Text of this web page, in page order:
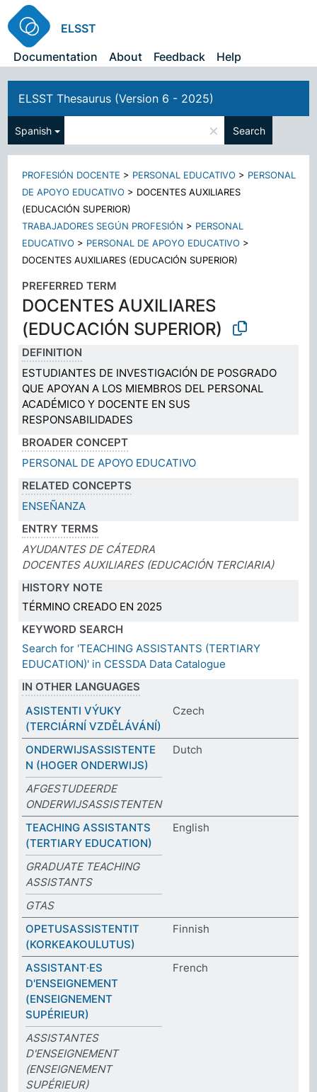
ELSST
Documentation
About Feedback Help
ELSST Thesaurus (Version 6 - 2025)
Spanish × Search
PROFESIÓN DOCENTE > PERSONAL EDUCATIVO > PERSONAL
DE APOYO EDUCATIVO > DOCENTES AUXILIARES
(EDUCACIÓN SUPERIOR)
TRABAJADORES SEGÚN PROFESIÓN > PERSONAL
EDUCATIVO > PERSONAL DE APOYO EDUCATIVO >
DOCENTES AUXILIARES (EDUCACIÓN SUPERIOR)
PREFERRED TERM
DOCENTES AUXILIARES
(EDUCACIÓN SUPERIOR)
DEFINITION
ESTUDIANTES DE INVESTIGACIÓN DE POSGRADO
QUE APOYAN A LOS MIEMBROS DEL PERSONAL
ACADÉMICO Y DOCENTE EN SUS
RESPONSABILIDADES
BROADER CONCEPT
PERSONAL DE APOYO EDUCATIVO
RELATED CONCEPTS
ENSEÑANZA
ENTRY TERMS
AYUDANTES DE CÁTEDRA
DOCENTES AUXILIARES (EDUCACIÓN TERCIARIA)
HISTORY NOTE
TÉRMINO CREADO EN 2025
KEYWORD SEARCH
Search for 'TEACHING ASSISTANTS (TERTIARY
EDUCATION)' in CESSDA Data Catalogue
IN OTHER LANGUAGES
ASISTENTI VÝUKY
(TERCIÁRNÍ VZDĚLÁVÁNÍ)
Czech
ONDERWIJSASSISTENTE
N (HOGER ONDERWIJS)
Dutch
AFGESTUDEERDE
ONDERWIJSASSISTENTEN
TEACHING ASSISTANTS
(TERTIARY EDUCATION)
English
GRADUATE TEACHING
ASSISTANTS
GTAS
OPETUSASSISTENTIT
(KORKEAKOULUTUS)
Finnish
ASSISTANT⸱ES
D'ENSEIGNEMENT
(ENSEIGNEMENT
SUPÉRIEUR)
French
ASSISTANTES
D'ENSEIGNEMENT
(ENSEIGNEMENT
SUPÉRIEUR)